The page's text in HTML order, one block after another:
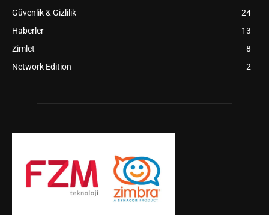
Güvenlik & Gizlilik
24
Haberler
13
Zimlet
8
Network Edition
2